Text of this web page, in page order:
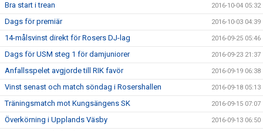
Bra start i trean 2016-10-04 05:32
Dags för premiär 2016-10-03 04:39
14-målsvinst direkt för Rosers DJ-lag 2016-09-25 05:46
Dags för USM steg 1 för damjuniorer 2016-09-23 21:37
Anfallsspelet avgjorde till RIK favör 2016-09-19 06:38
Vinst senast och match söndag i Rosershallen 2016-09-18 05:13
Träningsmatch mot Kungsängens SK 2016-09-15 07:07
Överkörning i Upplands Väsby 2016-09-13 06:50